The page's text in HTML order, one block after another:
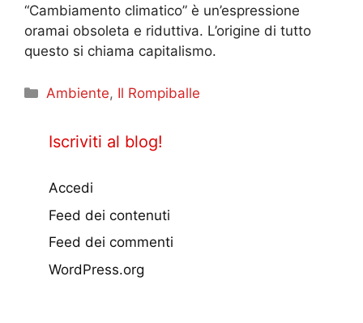
“Cambiamento climatico” è un’espressione
oramai obsoleta e riduttiva. L’origine di tutto
questo si chiama capitalismo.
Categorie
Ambiente, Il Rompiballe
Iscriviti al blog!
Accedi
Feed dei contenuti
Feed dei commenti
WordPress.org